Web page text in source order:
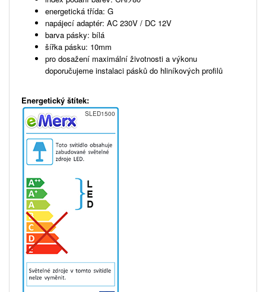
energetická třída: G
napájecí adaptér: AC 230V / DC 12V
barva pásky: bílá
šířka pásku: 10mm
pro dosažení maximální životnosti a výkonu
doporučujeme instalaci pásků do hliníkových profilů
Energetický štítek:
SLED1500